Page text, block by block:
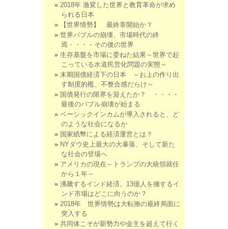
2018年 激変した世界と教育革命が求め
られる日本
【世界情勢】 最終章開始か？
世界バブルの崩壊、市場時代の終
焉・・・・その後の世界
生存基盤を市場に委ねた結果～世界で起
こっている水道民営化問題の実態～
末期国債経済下の日本 ～お上の作り出
す制度的檻、不整合感だらけ～
国債発行の限界を迎えたか？ ・・・・
最後のバブル崩壊が始まる
ベーシックインカムが導入されると、ど
のような社会になるか
国家紙幣による経済運営とは？
NYダウ史上最大の大暴落、そして新た
な社会の登場へ
アメリカの現在～トランプの大統領就任
から１年～
沸騰するインド経済。13億人を擁するイ
ンド市場はどこに向うのか？
2018年 世界情勢は大転換の最終局面に
突入する
共同体こそが新勢力や金主を超えて行く